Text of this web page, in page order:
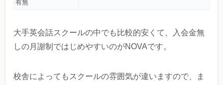
有無
大手英会話スクールの中でも比較的安くて、入会金無
しの月謝制ではじめやすいのがNOVAです。
校舎によってもスクールの雰囲気が違いますので、ま